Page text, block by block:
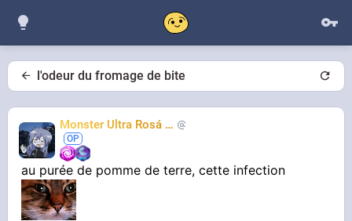
l'odeur du fromage de bite
Monster Ultra Rosá
❤️
au purée de pomme de terre, cette infection